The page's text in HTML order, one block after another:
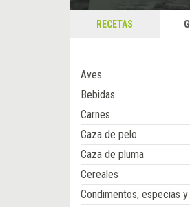
RECETAS
Aves
Bebidas
Carnes
Caza de pelo
Caza de pluma
Cereales
Condimentos, especias